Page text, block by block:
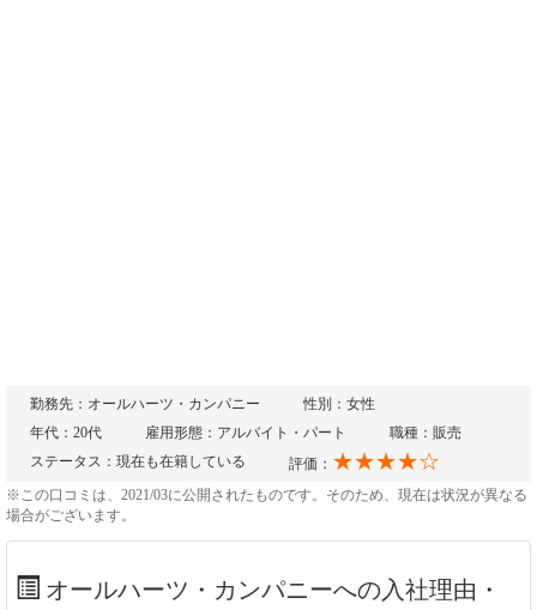
勤務先：オールハーツ・カンパニー
性別：女性
年代：20代
雇用形態：アルバイト・パート
職種：販売
ステータス：現在も在籍している
評価： ★★★★☆
※この口コミは、2021/03に公開されたものです。そのため、現在は状況が異なる
場合がございます。
オールハーツ・カンパニーへの入社理由・